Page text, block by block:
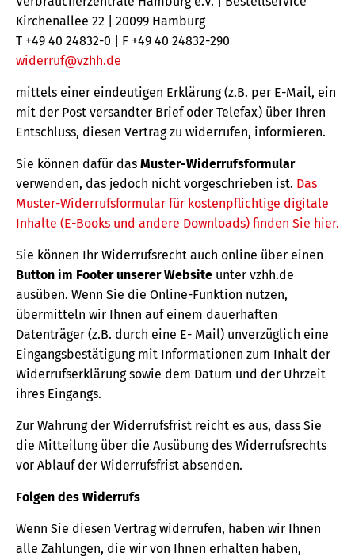
Kirchenallee 22 | 20099 Hamburg
T +49 40 24832-0 | F +49 40 24832-290
widerruf@vzhh.de
mittels einer eindeutigen Erklärung (z.B. per E-Mail, ein
mit der Post versandter Brief oder Telefax) über Ihren
Entschluss, diesen Vertrag zu widerrufen, informieren.
Sie können dafür das Muster-Widerrufsformular
verwenden, das jedoch nicht vorgeschrieben ist. Das
Muster-Widerrufsformular für kostenpflichtige digitale
Inhalte (E-Books und andere Downloads) finden Sie hier.
Sie können Ihr Widerrufsrecht auch online über einen
Button im Footer unserer Website unter vzhh.de
ausüben. Wenn Sie die Online-Funktion nutzen,
übermitteln wir Ihnen auf einem dauerhaften
Datenträger (z.B. durch eine E- Mail) unverzüglich eine
Eingangsbestätigung mit Informationen zum Inhalt der
Widerrufserklärung sowie dem Datum und der Uhrzeit
ihres Eingangs.
Zur Wahrung der Widerrufsfrist reicht es aus, dass Sie
die Mitteilung über die Ausübung des Widerrufsrechts
vor Ablauf der Widerrufsfrist absenden.
Folgen des Widerrufs
Wenn Sie diesen Vertrag widerrufen, haben wir Ihnen
alle Zahlungen, die wir von Ihnen erhalten haben,